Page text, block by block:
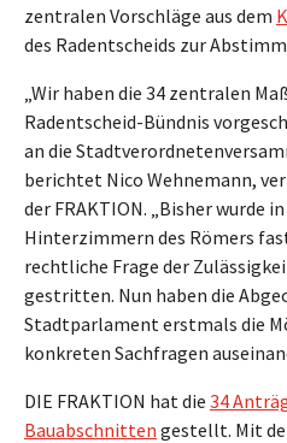
zentralen Vorschläge aus dem
des Radentscheids zur
„Wir haben die 34 zentralen
Radentscheid-Bündnis
an die
berichtet Nico Wehnemann,
der FRAKTION. „Bisher wurde
Hinterzimmern des Römers
rechtliche Frage der
gestritten. Nun haben die
Stadtparlament erstmals die
konkreten Sachfragen
DIE FRAKTION hat die 34
Bauabschnitten gestellt. Mit